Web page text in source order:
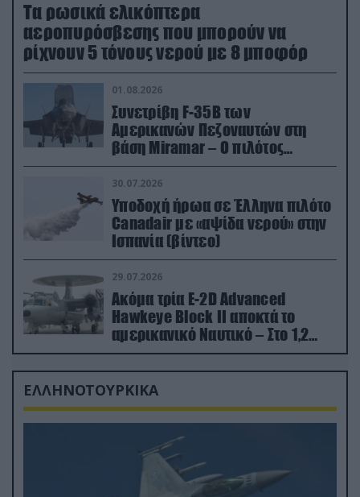
Τα ρωσικά ελικόπτερα
αεροπυρόσβεσης που μπορούν να
ρίχνουν 5 τόνους νερού με 8 μποφόρ
01.08.2026
Συνετρίβη F-35B των
Αμερικανών Πεζοναυτών στη
βάση Miramar – Ο πιλότος
εκτινάχθηκε εγκαίρως
30.07.2026
Υποδοχή ήρωα σε Έλληνα πιλότο
Canadair με «αψίδα νερού» στην
Ισπανία (βίντεο)
29.07.2026
Ακόμα τρία E-2D Advanced
Hawkeye Block II αποκτά το
αμερικανικό Ναυτικό – Στο 1,2
δισ.δολάρια το κόστος
ΕΛΛΗΝΟΤΟΥΡΚΙΚΑ